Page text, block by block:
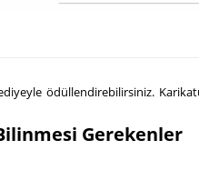
ödüllendirebilirsiniz.
Gerekenler